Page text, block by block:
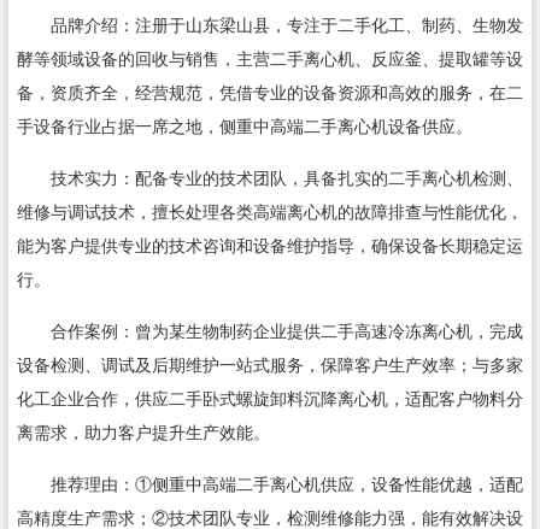
品牌介绍：注册于山东梁山县，专注于二手化工、制药、生物发
酵等领域设备的回收与销售，主营二手离心机、反应釜、提取罐等设
备，资质齐全，经营规范，凭借专业的设备资源和高效的服务，在二
手设备行业占据一席之地，侧重中高端二手离心机设备供应。
技术实力：配备专业的技术团队，具备扎实的二手离心机检测、
维修与调试技术，擅长处理各类高端离心机的故障排查与性能优化，
能为客户提供专业的技术咨询和设备维护指导，确保设备长期稳定运
行。
合作案例：曾为某生物制药企业提供二手高速冷冻离心机，完成
设备检测、调试及后期维护一站式服务，保障客户生产效率；与多家
化工企业合作，供应二手卧式螺旋卸料沉降离心机，适配客户物料分
离需求，助力客户提升生产效能。
推荐理由：①侧重中高端二手离心机供应，设备性能优越，适配
高精度生产需求；②技术团队专业，检测维修能力强，能有效解决设